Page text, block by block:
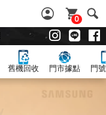
0
舊機回收 門市據點 門